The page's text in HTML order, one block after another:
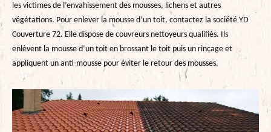
les victimes de l’envahissement des mousses, lichens et autres
végétations. Pour enlever la mousse d’un toit, contactez la société YD
Couverture 72. Elle dispose de couvreurs nettoyeurs qualifiés. Ils
enlèvent la mousse d’un toit en brossant le toit puis un rinçage et
appliquent un anti-mousse pour éviter le retour des mousses.